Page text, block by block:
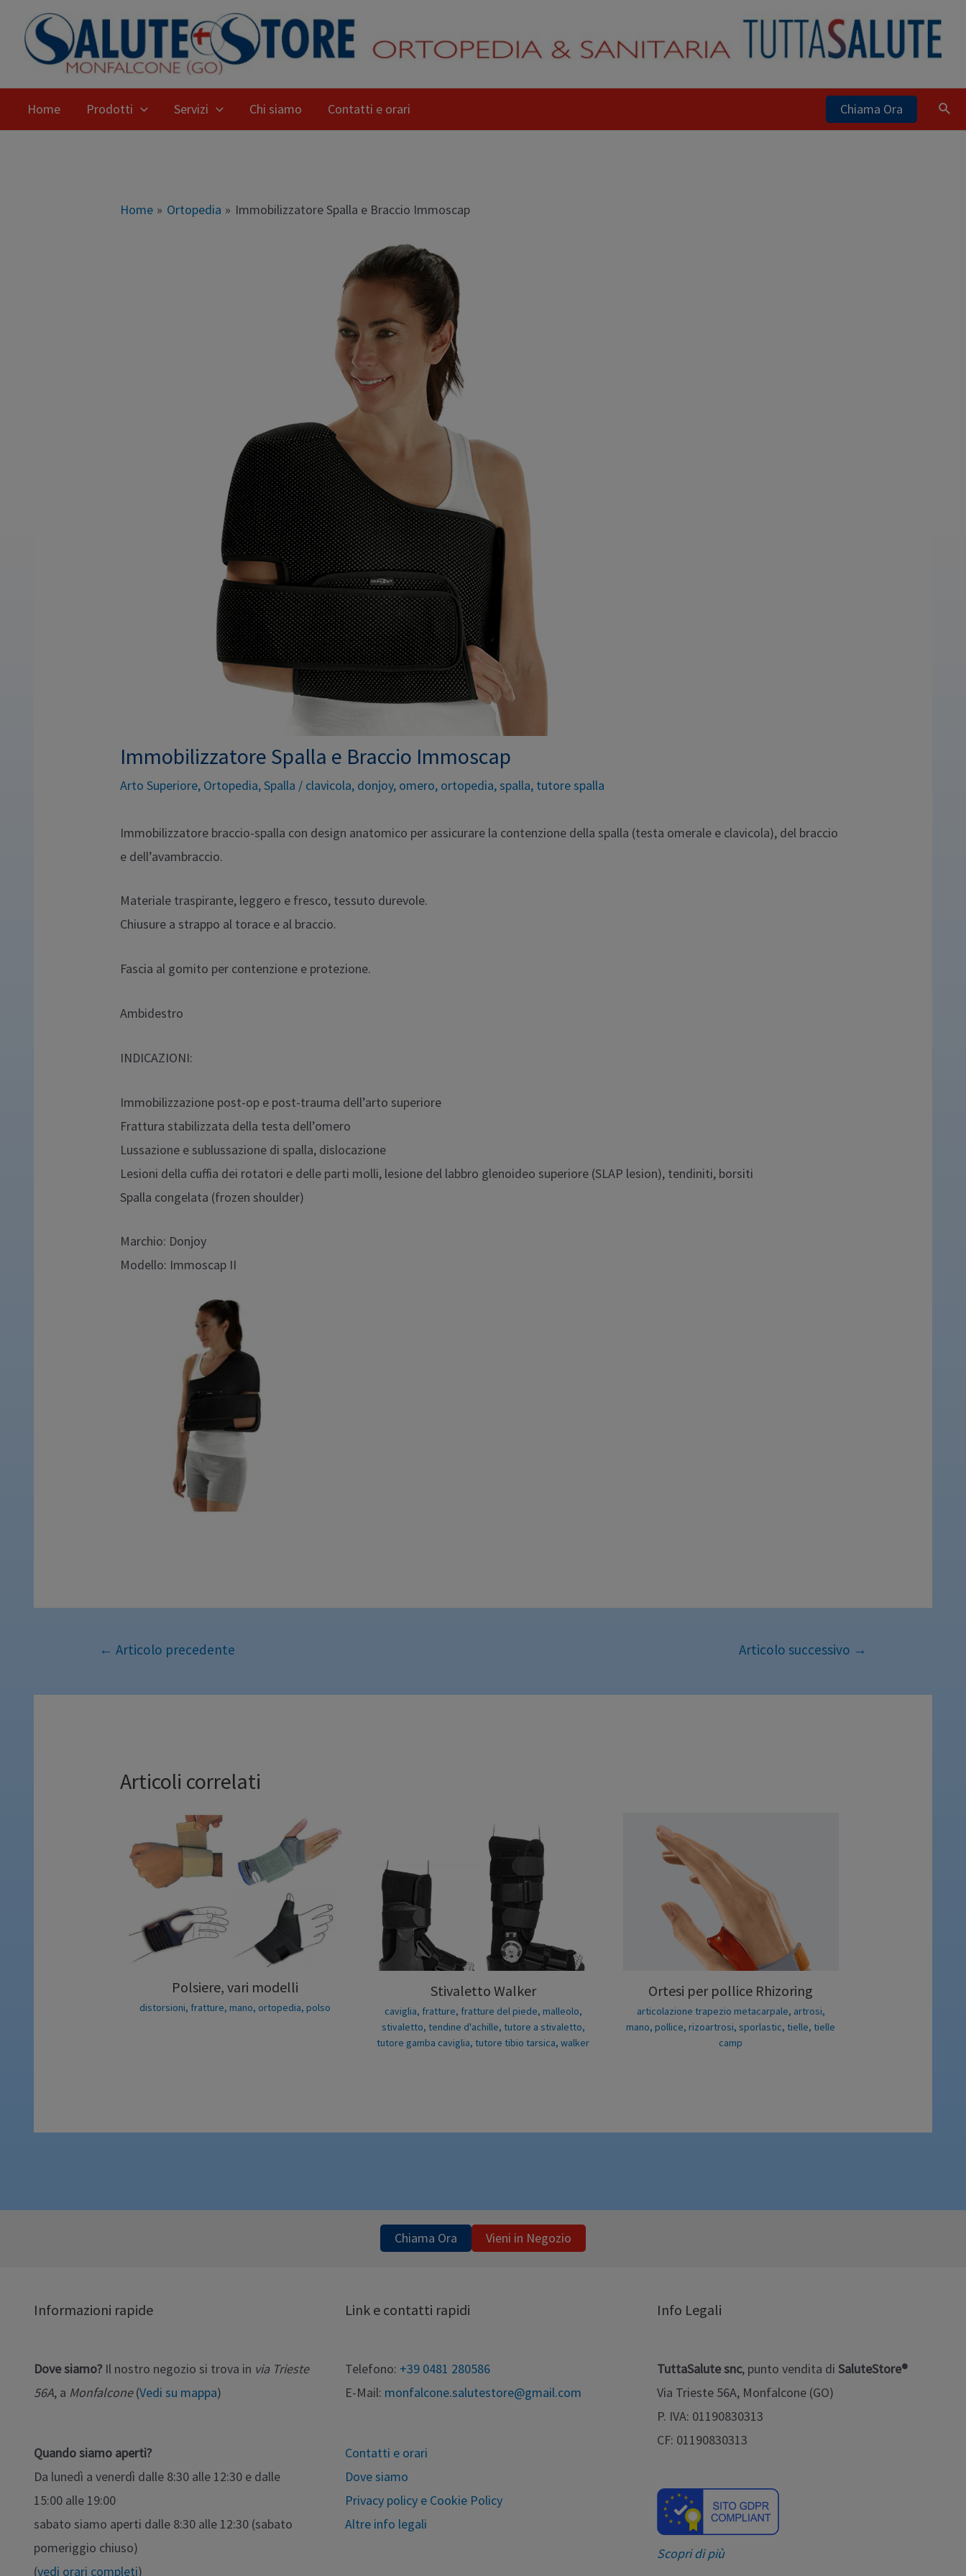
Home Prodotti Servizi Chi siamo Contatti e orari Chiama Ora
Home Ortopedia Immobilizzatore Spalla e Braccio Immoscap
Immobilizzatore Spalla e Braccio Immoscap
Arto Superiore, Ortopedia,Spalla / clavicola, donjoy, omero, ortopedia,spalla, tutore spalla
Immobilizzatore braccio-spalla con design anatomico per assicurare la contenzione della spalla (testa omerale e clavicola), del braccio
e dell’avambraccio.
Materiale traspirante, leggero e fresco, tessuto durevole.
Chiusure a strappo al torace e al braccio.
Fascia al gomito per contenzione e protezione.
Ambidestro
INDICAZIONI:
Immobilizzazione post-op e post-trauma dell’arto superiore
Frattura stabilizzata della testa dell’omero
Lussazione e sublussazione di spalla, dislocazione
Lesioni della cuffia dei rotatori e delle parti molli, lesione del labbro glenoideo superiore (SLAP lesion), tendiniti, borsiti
Spalla congelata (frozen shoulder)
Marchio: Donjoy
Modello: Immoscap II
← Articolo precedente Articolo successivo →
Articoli correlati
Polsiere, vari modelli
distorsioni, fratture,mano, ortopedia,polso
Stivaletto Walker
caviglia, fratture, fratture del piede, malleolo,
stivaletto, tendine d'achille, tutore a stivaletto,
tutore gamba caviglia, tutore tibio tarsica, walker
Ortesi per pollice Rhizoring
articolazione trapezio metacarpale, artrosi,
mano,pollice,rizoartrosi,sporlastic, tielle, tielle
camp
Chiama Ora Vieni in Negozio
Informazioni rapide
Dove siamo? Il nostro negozio si trova in via Trieste
56A, a Monfalcone(Vedi su mappa)
Quando siamo aperti?
Da lunedì a venerdì dalle 8:30 alle 12:30 e dalle
15:00 alle 19:00
sabato siamo aperti dalle 8:30 alle 12:30 (sabato
pomeriggio chiuso)
(vedi orari completi)
Link e contatti rapidi
Telefono: +39 0481 280586
E-Mail: monfalcone.salutestore@gmail.com
Contatti e orari
Dove siamo
Privacy policy e Cookie Policy
Altre info legali
Info Legali
TuttaSalute snc, punto vendita di SaluteStore®
Via Trieste 56A, Monfalcone (GO)
P. IVA: 01190830313
CF: 01190830313
Scopri di più